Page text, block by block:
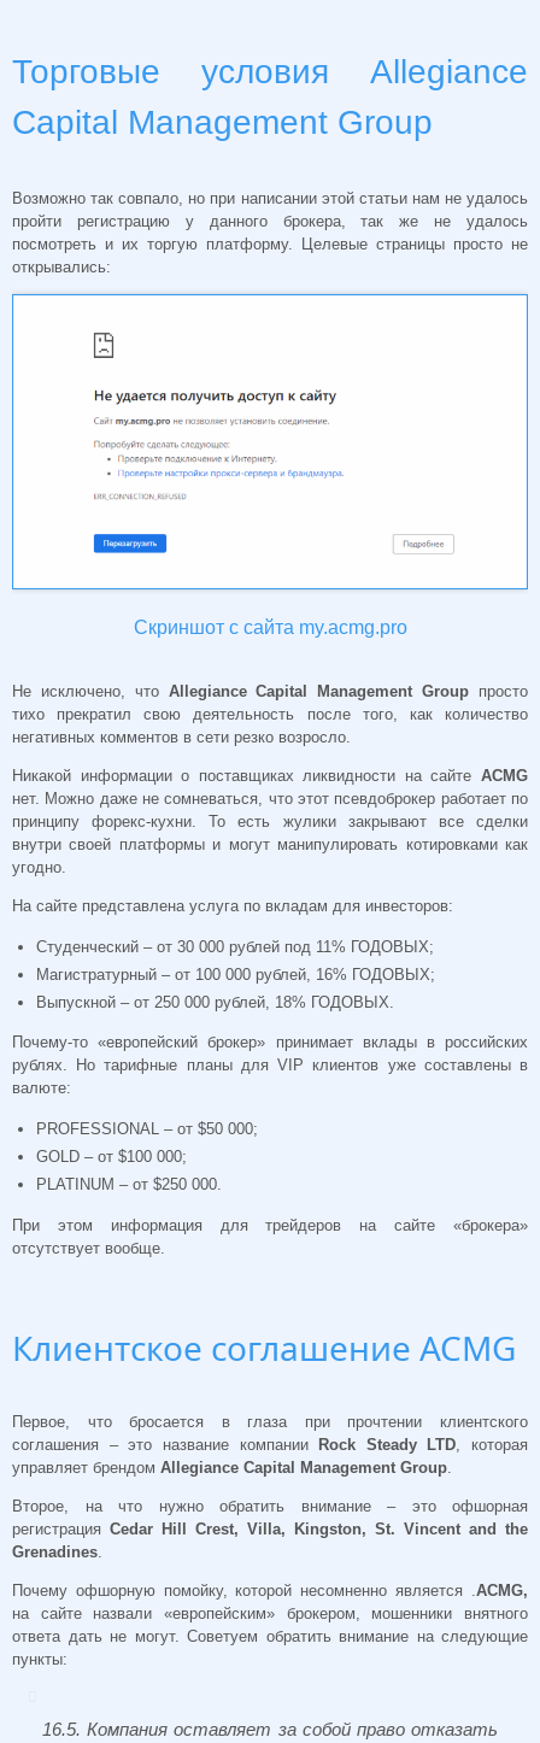
Торговые условия Allegiance
Capital Management Group
Возможно так совпало, но при написании этой статьи нам не удалось
пройти регистрацию у данного брокера, так же не удалось
посмотреть и их торгую платформу. Целевые страницы просто не
открывались:
Скриншот с сайта my.acmg.pro
Не исключено, что Allegiance Capital Management Group просто
тихо прекратил свою деятельность после того, как количество
негативных комментов в сети резко возросло.
Никакой информации о поставщиках ликвидности на сайте ACMG
нет. Можно даже не сомневаться, что этот псевдоброкер работает по
принципу форекс-кухни. То есть жулики закрывают все сделки
внутри своей платформы и могут манипулировать котировками как
угодно.
На сайте представлена услуга по вкладам для инвесторов:
Студенческий – от 30 000 рублей под 11% ГОДОВЫХ;
Магистратурный – от 100 000 рублей, 16% ГОДОВЫХ;
Выпускной – от 250 000 рублей, 18% ГОДОВЫХ.
Почему-то «европейский брокер» принимает вклады в российских
рублях. Но тарифные планы для VIP клиентов уже составлены в
валюте:
PROFESSIONAL – от $50 000;
GOLD – от $100 000;
PLATINUM – от $250 000.
При этом информация для трейдеров на сайте «брокера»
отсутствует вообще.
Клиентское соглашение ACMG
Первое, что бросается в глаза при прочтении клиентского
соглашения – это название компании
Rock Steady LTD, которая
управляет брендом Allegiance Capital Management Group.
Второе, на что нужно обратить внимание – это офшорная
регистрация Cedar Hill Crest, Villa, Kingston, St. Vincent and the
Grenadines.
Почему офшорную помойку, которой несомненно является . ACMG,
на сайте назвали «европейским» брокером, мошенники внятного
ответа дать не могут. Советуем обратить внимание на следующие
пункты:
16.5. Компания оставляет за собой право отказать